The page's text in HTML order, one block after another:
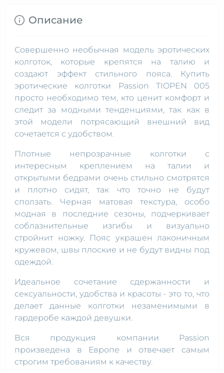
Описание
Совершенно необычная модель эротических
колготок, которые крепятся на талию и
создают эффект стильного пояса. Купить
эротические колготки Passion TIOPEN 005
просто необходимо тем, кто ценит комфорт и
следит за модными тенденциями, так как в
этой модели потрясающий внешний вид
сочетается с удобством.
Плотные непрозрачные колготки с
интересным креплением на талии и
открытыми бедрами очень стильно смотрятся
и плотно сидят, так что точно не будут
сползать. Черная матовая текстура, особо
модная в последние сезоны, подчеркивает
соблазнительные изгибы и визуально
стройнит ножку. Пояс украшен лаконичным
кружевом, швы плоские и не будут видны под
одеждой.
Идеальное сочетание сдержанности и
сексуальности, удобства и красоты - это то, что
делает данные колготки незаменимыми в
гардеробе каждой девушки.
Вся продукция компании Passion
произведена в Европе и отвечает самым
строгим требованиям к качеству.